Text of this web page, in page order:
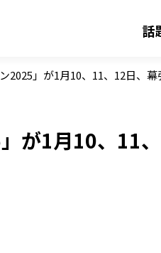
話
2025」が1月10、11、12日、幕
が1月10、11